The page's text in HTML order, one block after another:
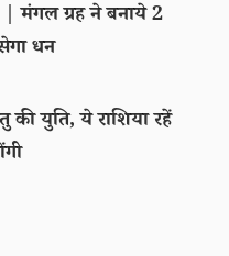
मंगल ग्रह ने बनाये 2
धन
युति, ये राशिया रहें